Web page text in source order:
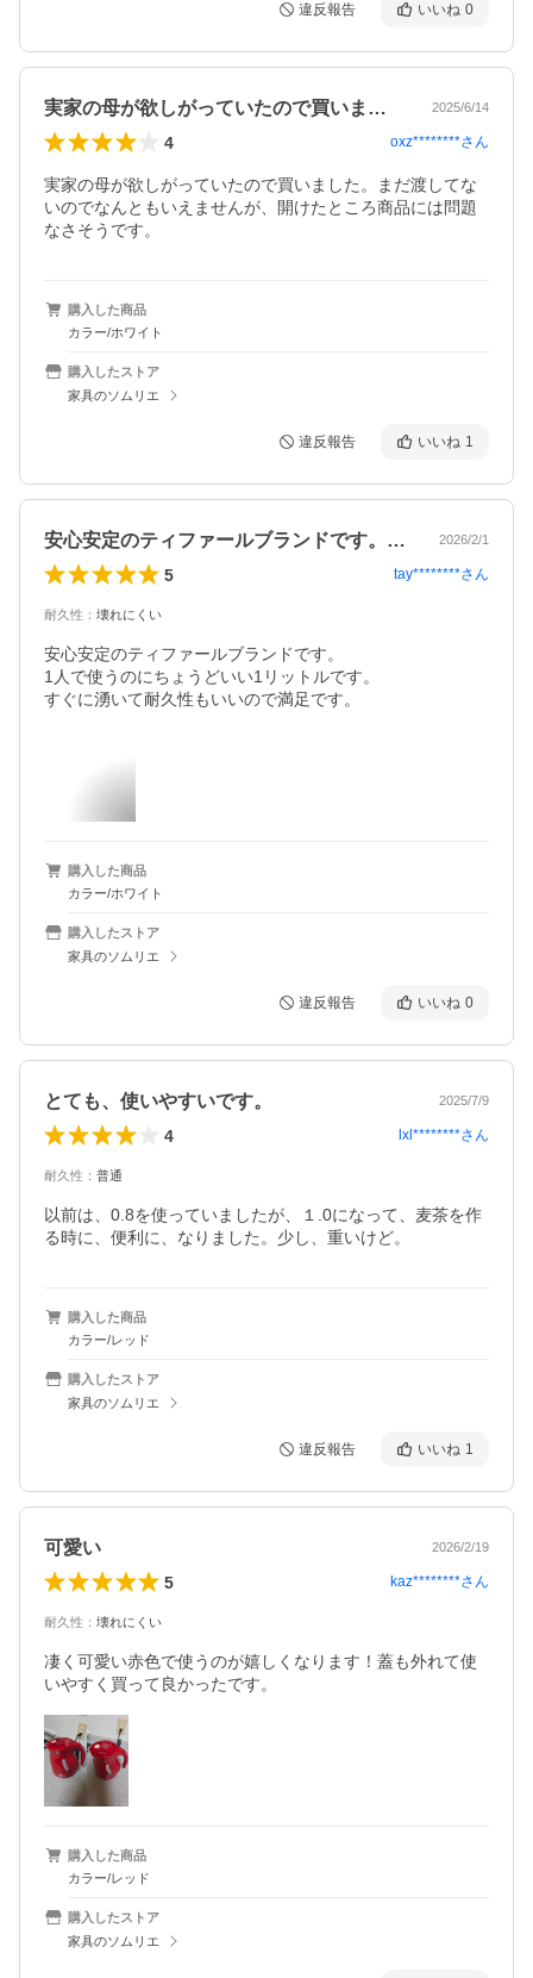
違反報告 いいね 0
実家の母が欲しがっていたので買いました… 2025/6/14
4 oxz********さん
実家の母が欲しがっていたので買いました。まだ渡してな
いのでなんともいえませんが、開けたところ商品には問題
なさそうです。
購入した商品
カラー/ホワイト
購入したストア
家具のソムリエ
違反報告 いいね 1
安心安定のティファールブランドです。1… 2026/2/1
5 tay********さん
耐久性 ： 壊れにくい
安心安定のティファールブランドです。
1人で使うのにちょうどいい1リットルです。
すぐに湧いて耐久性もいいので満足です。
購入した商品
カラー/ホワイト
購入したストア
家具のソムリエ
違反報告 いいね 0
とても、使いやすいです。 2025/7/9
4 lxl********さん
耐久性 ： 普通
以前は、0.8を使っていましたが、１.0になって、麦茶を作
る時に、便利に、なりました。少し、重いけど。
購入した商品
カラー/レッド
購入したストア
家具のソムリエ
違反報告 いいね 1
可愛い 2026/2/19
5 kaz********さん
耐久性 ： 壊れにくい
凄く可愛い赤色で使うのが嬉しくなります！蓋も外れて使
いやすく買って良かったです。
購入した商品
カラー/レッド
購入したストア
家具のソムリエ